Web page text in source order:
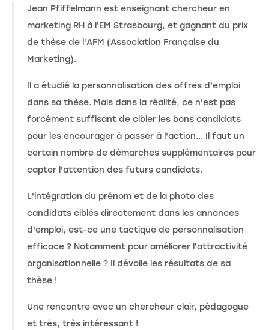
Jean Pfiffelmann est enseignant chercheur en
marketing RH à l'EM Strasbourg, et gagnant du prix
de thèse de l'AFM (Association Française du
Marketing).
Il a étudié la personnalisation des offres d'emploi
dans sa thèse. Mais dans la réalité, ce n'est pas
forcément suffisant de cibler les bons candidats
pour les encourager à passer à l'action... Il faut un
certain nombre de démarches supplémentaires pour
capter l'attention des futurs candidats.
L'intégration du prénom et de la photo des
candidats ciblés directement dans les annonces
d'emploi, est-ce une tactique de personnalisation
efficace ? Notamment pour améliorer l'attractivité
organisationnelle ? Il dévoile les résultats de sa
thèse !
Une rencontre avec un chercheur clair, pédagogue
et très, très intéressant !